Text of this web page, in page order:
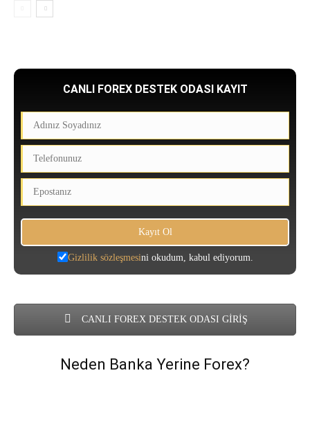
CANLI FOREX DESTEK ODASI KAYIT
Gizlilik sözleşmesini okudum, kabul ediyorum.
CANLI FOREX DESTEK ODASI GİRİŞ
Neden Banka Yerine Forex?